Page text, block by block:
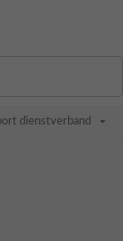
dienstverband